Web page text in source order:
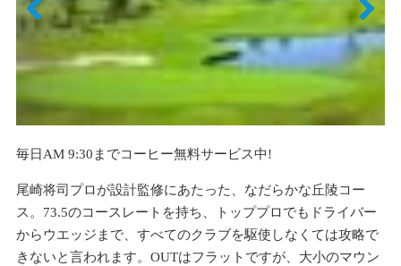
毎日AM 9:30までコーヒー無料サービス中!
尾崎将司プロが設計監修にあたった、なだらかな丘陵コー
ス。73.5のコースレートを持ち、トッププロでもドライバー
からウエッジまで、すべてのクラブを駆使しなくては攻略で
きないと言われます。OUTはフラットですが、大小のマウン